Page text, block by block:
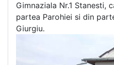
Gimnaziala Nr.1 Stanesti,
partea Parohiei si din
Giurgiu.